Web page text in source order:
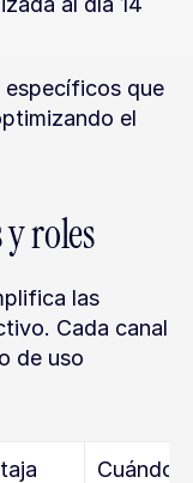
específicos que
el
roles
las
Cada canal
de uso
Cuándo